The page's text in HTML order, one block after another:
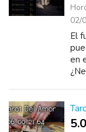
02/
El
en